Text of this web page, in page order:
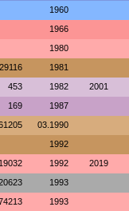
1960
1966
1980
29116 1981
453 1982 2001
169 1987
03.1990
1992
19032 1992 2019
1993
1993